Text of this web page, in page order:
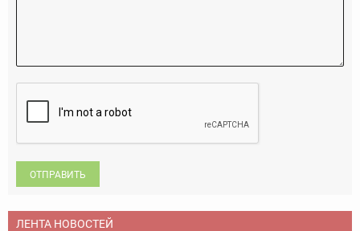
ОТПРАВИТЬ
ЛЕНТА НОВОСТЕЙ